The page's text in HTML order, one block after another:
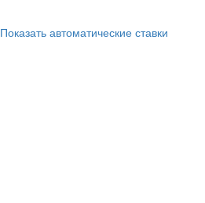
Показать автоматические ставки